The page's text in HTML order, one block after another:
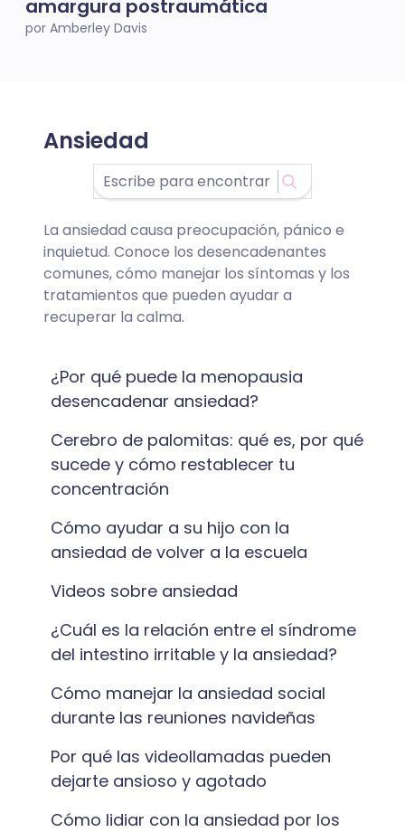
amargura postraumática
por Amberley Davis
Ansiedad
La ansiedad causa preocupación, pánico e
inquietud. Conoce los desencadenantes
comunes, cómo manejar los síntomas y los
tratamientos que pueden ayudar a
recuperar la calma.
¿Por qué puede la menopausia
desencadenar ansiedad?
Cerebro de palomitas: qué es, por qué
sucede y cómo restablecer tu
concentración
Cómo ayudar a su hijo con la
ansiedad de volver a la escuela
Videos sobre ansiedad
¿Cuál es la relación entre el síndrome
del intestino irritable y la ansiedad?
Cómo manejar la ansiedad social
durante las reuniones navideñas
Por qué las videollamadas pueden
dejarte ansioso y agotado
Cómo lidiar con la ansiedad por los